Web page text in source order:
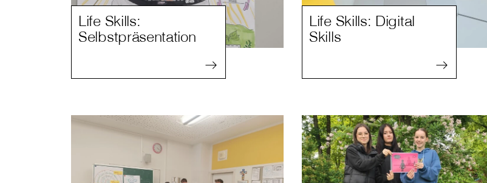
Life Skills:
Selbstpräsentation
Life Skills: Digital
Skills